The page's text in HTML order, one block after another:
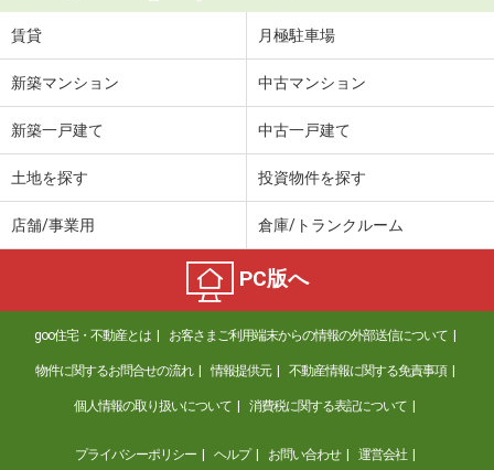
賃貸 月極駐車場
新築マンション 中古マンション
新築一戸建て 中古一戸建て
土地を探す 投資物件を探す
店舗/事業用 倉庫/トランクルーム
PC版へ
goo住宅・不動産とは お客さまご利用端末からの情報の外部送信について
物件に関するお問合せの流れ 情報提供元 不動産情報に関する免責事項
個人情報の取り扱いについて 消費税に関する表記について
プライバシーポリシー ヘルプ お問い合わせ 運営会社